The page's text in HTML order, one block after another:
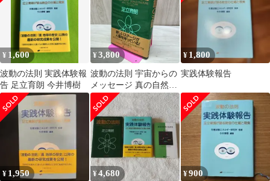
¥ 1,600
波動の法則 実践体験報
告 足立育朗 今井博樹
¥3,800
波動の法則 宇宙からの
メッセージ 真の自然の
仕組に気づくための永
遠の入門書 足立育
280223
¥ 1,800
実践体験報告
¥ 1,950 ¥4,680 ¥900